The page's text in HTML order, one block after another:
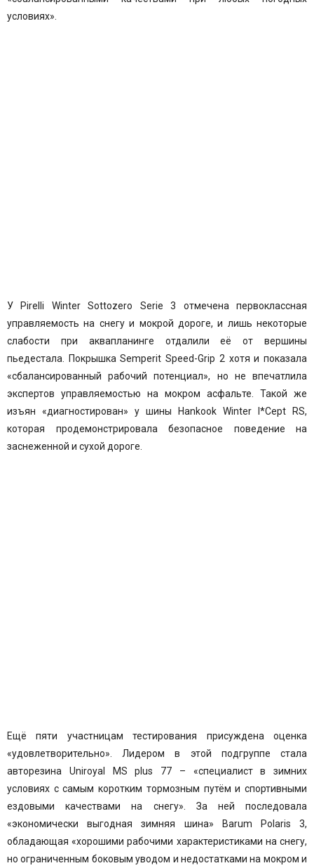
условиях».
У Pirelli Winter Sottozero Serie 3 отмечена первоклассная
управляемость на снегу и мокрой дороге, и лишь некоторые
слабости при аквапланинге отдалили её от вершины
пьедестала. Покрышка Semperit Speed-Grip 2 хотя и показала
«сбалансированный рабочий потенциал», но не впечатлила
экспертов управляемостью на мокром асфальте. Такой же
изъян «диагностирован» у шины Hankook Winter I*Cept RS,
которая продемонстрировала безопасное поведение на
заснеженной и сухой дороге.
Ещё пяти участницам тестирования присуждена оценка
«удовлетворительно». Лидером в этой подгруппе стала
авторезина Uniroyal MS plus 77 – «специалист в зимних
условиях с самым коротким тормозным путём и спортивными
ездовыми качествами на снегу». За ней последовала
«экономически выгодная зимняя шина»
Barum Polaris 3,
обладающая «хорошими рабочими характеристиками на снегу,
но ограниченным боковым уводом и недостатками на мокром и